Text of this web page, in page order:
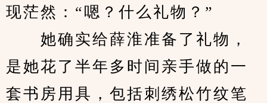
现茫然：“嗯？什么礼物？”
她确实给薛淮准备了礼物，
是她花了半年多时间亲手做的一
套书房用具，包括刺绣松竹纹笔